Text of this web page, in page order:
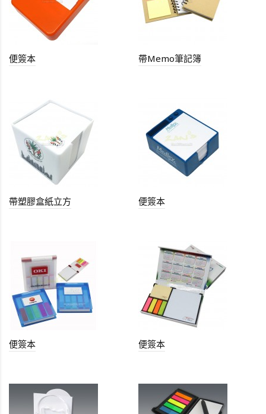
便簽本 帶Memo筆記簿
帶塑膠盒紙立方 便簽本
便簽本 便簽本